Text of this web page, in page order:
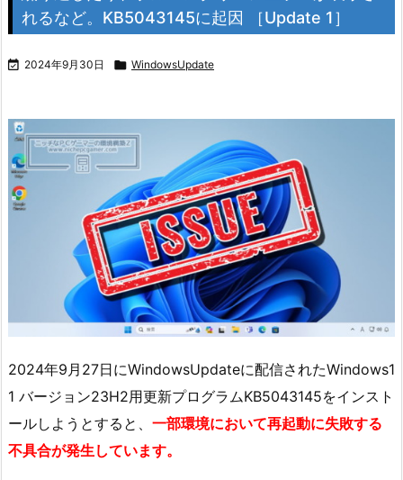
れるなど。KB5043145に起因 ［Update 1］
 2024年9月30日  WindowsUpdate
2024年9月27日にWindowsUpdateに配信されたWindows1
1 バージョン23H2用更新プログラムKB5043145をインスト
ールしようとすると、 一部環境において再起動に失敗する
不具合が発生しています。